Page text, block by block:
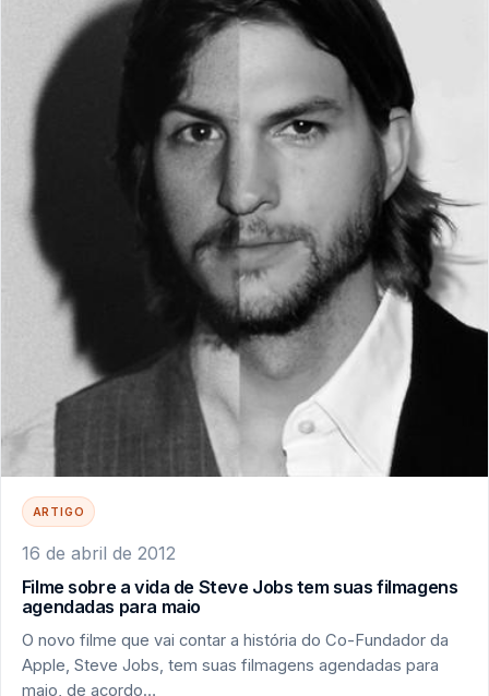
ARTIGO
16 de abril de 2012
Filme sobre a vida de Steve Jobs tem suas filmagens
agendadas para maio
O novo filme que vai contar a história do Co-Fundador da
Apple, Steve Jobs, tem suas filmagens agendadas para
maio, de acordo…